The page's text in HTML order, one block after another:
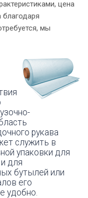
цена
мы
рукава
служить в
упаковки для
для
бутылей или
его
удобно.